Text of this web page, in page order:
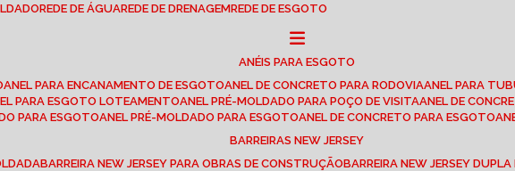
REDE DE ÁGUA REDE DE DRENAGEM REDE DE ESGOTO
ANÉIS PARA ESGOTO
ANEL PARA ENCANAMENTO DE ESGOTO ANEL DE CONCRETO PARA RODOVIA ANEL PARA
PARA ESGOTO LOTEAMENTO ANEL PRÉ-MOLDADO PARA POÇO DE VISITA ANEL DE
PARA ESGOTO ANEL PRÉ-MOLDADO PARA ESGOTO ANEL DE CONCRETO PARA ESGOTO
BARREIRAS NEW JERSEY
BARREIRA NEW JERSEY PARA OBRAS DE CONSTRUÇÃO BARREIRA NEW JERSEY